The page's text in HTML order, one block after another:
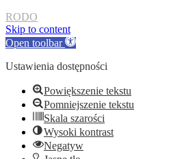
RODO
Skip to content
Open toolbar
Ustawienia dostępności
Powiększenie tekstu
Pomniejszenie tekstu
Skala szarości
Wysoki kontrast
Negatyw